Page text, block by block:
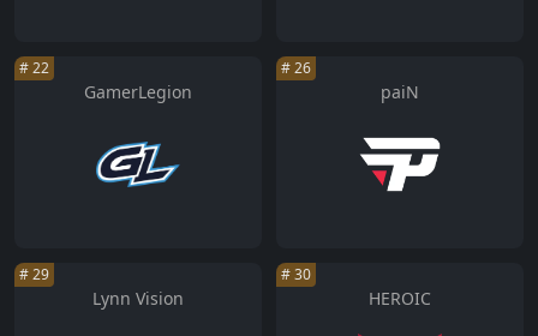
#22
GamerLegion
#26
paiN
#29
Lynn Vision
#30
HEROIC